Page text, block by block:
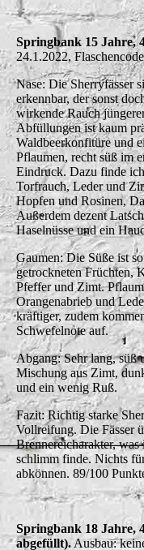
Springbank 15
24.1.2022,
Nase: Die Sherryfässer
erkennbar, der sonst
wirkende Rauch
Abfüllungen ist kaum
Waldbeerkonfitüre und
Pflaumen, recht süß im
Eindruck. Dazu finde
Torfrauch, Leder und
Hopfen und Rosinen,
Außerdem dezent
Haselnüsse und ein
Gaumen: Die Süße ist
getrockneten Früchten,
Pfeffer und Zimt.
Orangenabrieb und
kräftiger, zudem
Schwefelnote auf.
Abgang: Sehr lang, süß
Mischung aus Zimt,
und ein wenig Ruß.
Fazit: Richtig starke
Vollreifung. Die Fässer
Brennereicharakter,
schlimm finde. Nichts
abkönnen. 89/100
Springbank 18 Jahre,
abgefüllt).Ausbau: